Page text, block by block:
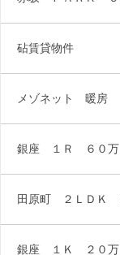
砧賃貸物件
メゾネット 暖房
銀座 １Ｒ ６０万
田原町 ２ＬＤＫ
銀座 １Ｋ ２０万